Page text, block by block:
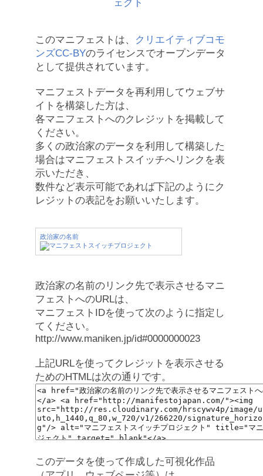
このマニフェストは、
クリエイティブコモ
ンズCC-BYのライセンスでオープンデータ
として提供されています。
マニフェストデータを再利用してウェブサ
イトを構築した方は、
各マニフェストへのクレジットを掲載して
ください。
多くの政治家のデータを利用して構築した
場合はマニフェストスイッチへリンクを表
示いただき、
数件など表示可能であれば下記のようにク
レジットの表記をお願いいたします。
政治家の名前
政治家の名前のリンク先で表示させるマニ
フェストへのURLは、
マニフェストIDを使って次のように指定し
てください。
http://www.maniken.jp/id#0000000023
上記URLを使ってクレジットを表示させる
ためのHTMLは次の通りです。
このデータを使って作成した可視化作品